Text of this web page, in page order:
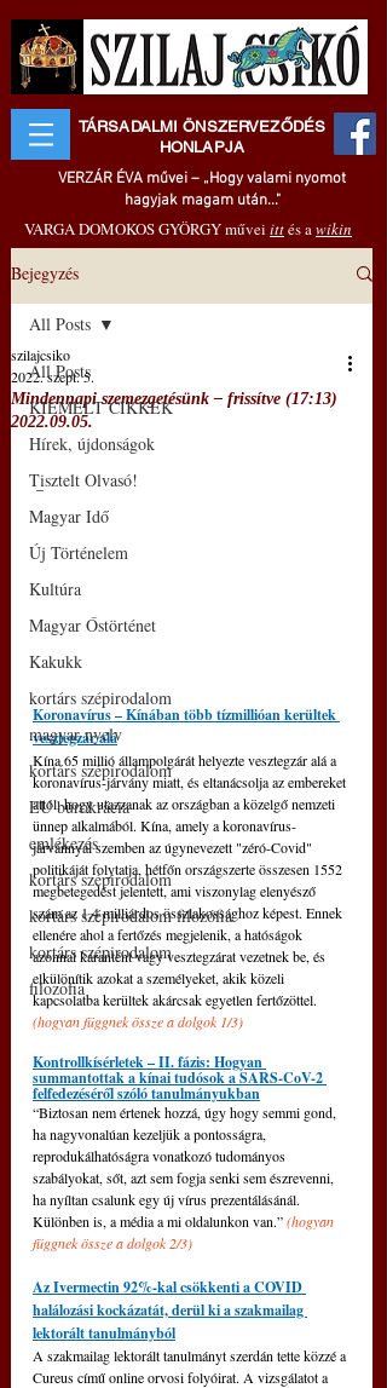
TÁRSADALMI ÖNSZERVEZŐDÉS
HONLAPJA
VERZÁR ÉVA művei – „Hogy valami nyomot
hagyjak magam után..."
VARGA DOMOKOS GYÖRGY művei ittés awikin
Bejegyzés
All Posts
KIEMELT CIKKEK
Hírek, újdonságok
Tisztelt Olvasó!
Magyar Idő
Új Történelem
Kultúra
Magyar Őstörténet
Kakukk
kortárs szépirodalom
magyar nyelv
kortárs szépirodalom
EU bürokrácia
emlékezés
kortárs szépirodalom
kortárs szépirodalom filozófia
kortárs szépirodalom
filozófia
All Posts
Mindennapi szemezgetésünk – frissítve (17:13)
2022.09.05.
szilajcsiko
2022. szept. 5.
–
Koronavírus – Kínában több tízmillióan kerültek
vesztegzár alá
Kína 65 millió állampolgárát helyezte vesztegzár alá a
koronavírus-járvány miatt, és eltanácsolja az embereket
attól, hogy utazzanak az országban a közelgő nemzeti
ünnep alkalmából. Kína, amely a koronavírus-
járvánnyal szemben az úgynevezett "zéró-Covid"
politikáját folytatja, hétfőn országszerte összesen 1552
megbetegedést jelentett, ami viszonylag elenyésző
szám az 1,4 milliárdos összlakossághoz képest. Ennek
ellenére ahol a fertőzés megjelenik, a hatóságok
azonnal karantént vagy vesztegzárat vezetnek be, és
elkülönítik azokat a személyeket, akik közeli
kapcsolatba kerültek akárcsak egyetlen fertőzöttel.
(hogyan függnek össze a dolgok 1/3)
Kontrollkísérletek – II. fázis: Hogyan
summantottak a kínai tudósok a SARS-CoV-2
felfedezéséről szóló tanulmányukban
“Biztosan nem értenek hozzá, úgy hogy semmi gond,
ha nagyvonalúan kezeljük a pontosságra,
reprodukálhatóságra vonatkozó tudományos
szabályokat, sőt, azt sem fogja senki sem észrevenni,
ha nyíltan csalunk egy új vírus prezentálásánál.
Különben is, a média a mi oldalunkon van.” (hogyan
függnek össze a dolgok 2/3)
Az Ivermectin 92%-kal csökkenti a COVID
halálozási kockázatát, derül ki a szakmailag
lektorált tanulmányból
A szakmailag lektorált tanulmányt szerdán tette közzé a
Cureus című online orvosi folyóirat. A vizsgálatot a